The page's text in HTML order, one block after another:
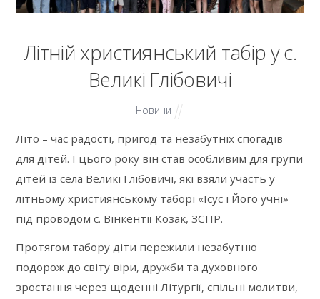
Літній християнський табір у с.
Великі Глібовичі
Новини
Літо – час радості, пригод та незабутніх спогадів
для дітей. І цього року він став особливим для групи
дітей із села Великі Глібовичі, які взяли участь у
літньому християнському таборі «Ісус і Його учні»
під проводом с. Вінкентії Козак, ЗСПР.
Протягом табору діти пережили незабутню
подорож до світу віри, дружби та духовного
зростання через щоденні Літургії, спільні молитви,